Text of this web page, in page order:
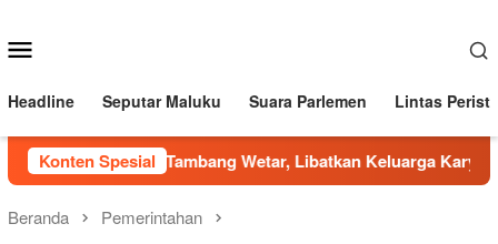
konten
Headline Seputar Maluku Suara Parlemen Lintas
Konten Spesial
BKP-BTR di Tambang Wetar, Libatkan Keluarga Karyawan
Beranda Pemerintahan